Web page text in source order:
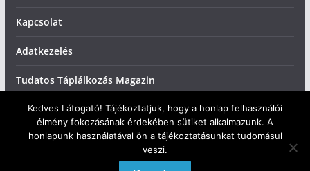
Kapcsolat
Adatkezelés
Tudatos Táplálkozás Magazin
Tudatos Táplálkozás
Kedves Látogató! Tájékoztatjuk, hogy a honlap felhasználói
élmény fokozásának érdekében sütiket alkalmazunk. A
honlapunk használatával ön a tájékoztatásunkat tudomásul
veszi.